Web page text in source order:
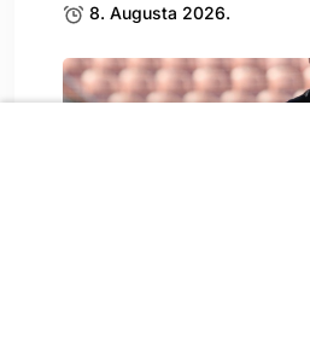
8. Augusta 2026.